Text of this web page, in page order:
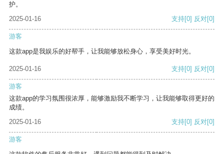
护。
2025-01-16
支持[0] 反对[0]
游客
这款app是我娱乐的好帮手，让我能够放松身心，享受美好时光。
2025-01-16 支持[0] 反对[0]
游客
这款app的学习氛围很浓厚，能够激励我不断学习，让我能够取得更好的
成绩。
2025-01-16
支持[0] 反对[0]
游客